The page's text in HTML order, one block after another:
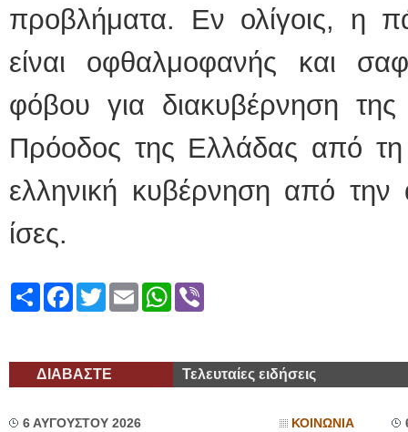
προβλήματα. Εν ολίγοις, η
είναι οφθαλμοφανής και
φόβου για διακυβέρνηση
Πρόοδος της Ελλάδας από
ελληνική κυβέρνηση από την
ίσες.
ShareFacebook
TwitterEmailWhatsApp
ΔΙΑΒΑΣΤΕ Τελευταίες ειδήσεις
6 ΑΥΓΟΥΣΤΟΥ 2026 ΚΟΙΝΩΝΙΑ